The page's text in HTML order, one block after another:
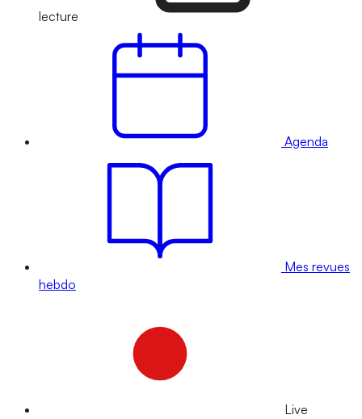
lecture
Agenda
Mes revues
hebdo
Live